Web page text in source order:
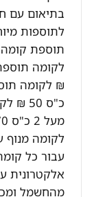
בתיאום עם
כ"ס 50
אלקטרונית
מהחשמל